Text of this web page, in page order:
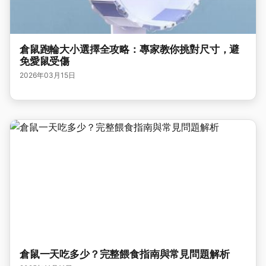
倉鼠跑輪大小選擇全攻略：專家教你挑對尺寸，避
免愛鼠受傷
2026年03月15日
倉鼠一天吃多少？完整餵食指南與常見問題解析